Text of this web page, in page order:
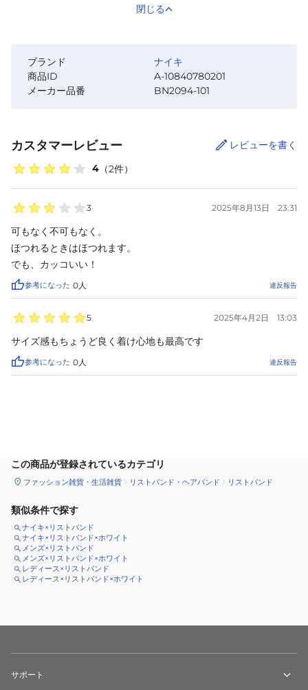
閉じる
ブランド
ナイキ
商品ID
A-10840780201
メーカー品番
BN2094-101
カスタマーレビュー
4 （2件）
レビューを書く
3 2025年8月13日 23:31
可もなく不可もなく。
ほつれるときはほつれます。
でも、カッコいい！
参考になった 0 人 違反報告
5 2025年4月2日 13:03
サイズ感もちょうど良く着け心地も最高です
参考になった 0 人 違反報告
この商品が登録されているカテゴリ
ファッション雑貨・生活雑貨 リストバンド・ヘアバンド リストバンド
類似条件で探す
ナイキ×リストバンド
ナイキ×リストバンド×ホワイト
メンズ×リストバンド
メンズ×リストバンド×ホワイト
レディース×リストバンド
レディース×リストバンド×ホワイト
サポート